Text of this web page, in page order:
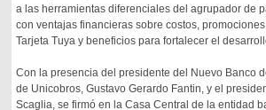
a las herramientas diferenciales del agrupador de
con ventajas financieras sobre costos,
Tarjeta Tuya y beneficios para fortalecer el
Con la presencia del presidente del Nuevo Banco
de Unicobros, Gustavo Gerardo Fantin, y el
Scaglia, se firmó en la Casa Central de la entidad